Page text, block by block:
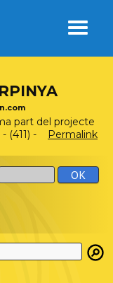
part del projecte
- (411) -
Permalink